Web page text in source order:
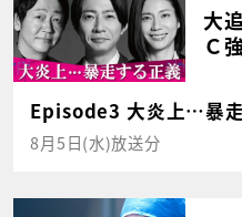
大
Ｃ
Episode3 大炎上…暴
8月5日(水)放送分